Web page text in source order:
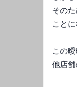
その
ことに
この
他店舗